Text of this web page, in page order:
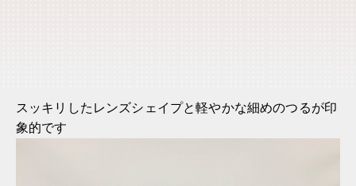
スッキリしたレンズシェイプと軽やかな細めのつるが印
象的です